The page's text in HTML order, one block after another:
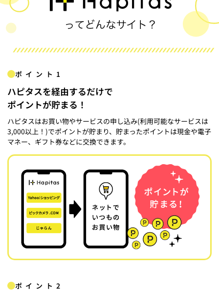
ポイント1
ハピタスを経由するだけで
ポイントが貯まる！
ハピタスはお買い物やサービスの申し込み(利用可能なサービスは
3,000以上！)でポイントが貯まり、貯まったポイントは現金や電子
マネー、ギフト券などに交換できます。
ポイント2